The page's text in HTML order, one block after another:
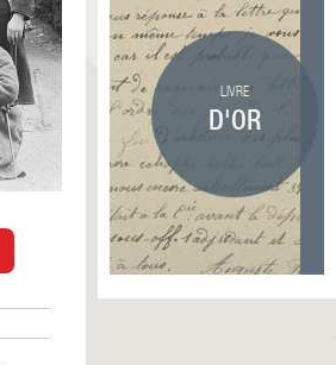
LIVRE
D'OR